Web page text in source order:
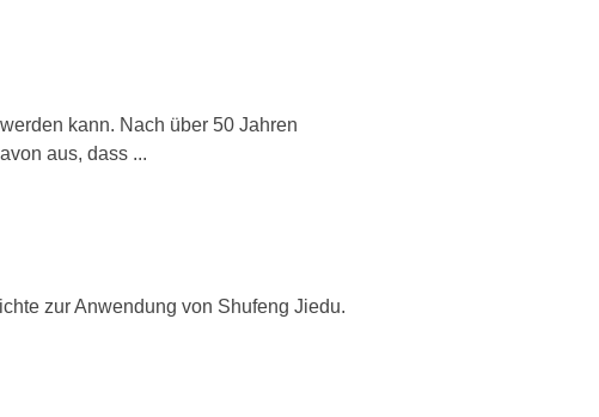
kann. Nach über 50 Jahren
aus, dass ...
zur Anwendung von Shufeng Jiedu.